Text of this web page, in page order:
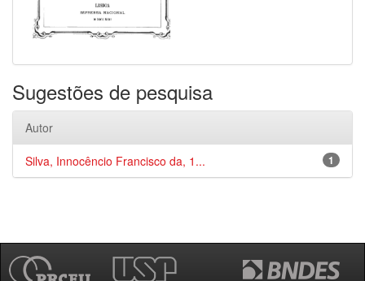
Sugestões de pesquisa
Autor
1
Silva, Innocêncio Francisco da, 1...